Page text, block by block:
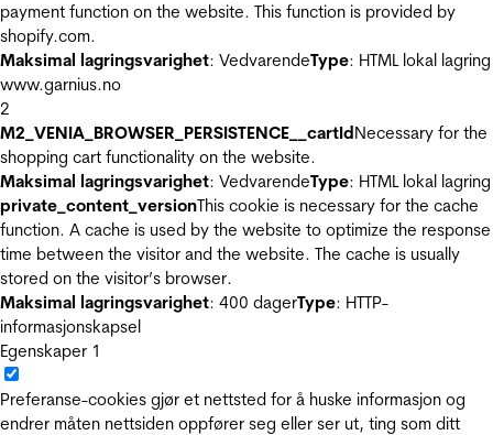
payment function on the website. This function is provided by
shopify.com.
Maksimal lagringsvarighet: VedvarendeType: HTML lokal lagring
www.garnius.no
2
M2_VENIA_BROWSER_PERSISTENCE__cartIdNecessary for the
shopping cart functionality on the website.
Maksimal lagringsvarighet: VedvarendeType: HTML lokal lagring
private_content_versionThis cookie is necessary for the cache
function. A cache is used by the website to optimize the response
time between the visitor and the website. The cache is usually
stored on the visitor’s browser.
Maksimal lagringsvarighet: 400 dagerType: HTTP-
informasjonskapsel
Egenskaper 1
Preferanse-cookies gjør et nettsted for å huske informasjon og
endrer måten nettsiden oppfører seg eller ser ut, ting som ditt